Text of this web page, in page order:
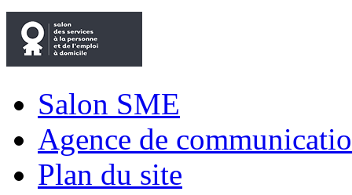
Salon SME
Agence de
Plan du site